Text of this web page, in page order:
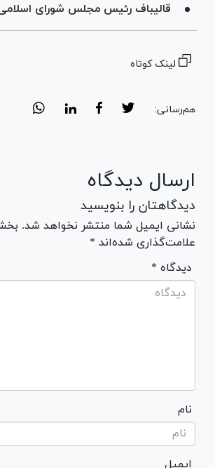
قالیباف رئیس مجلس شورای اسلامی
لینک کوتاه
هم‌رسانی:
ارسال دیدگاه
دیدگاهتان را بنویسید
نشانی ایمیل شما منتشر نخواهد شد.
علامت‌گذاری شده‌اند *
* دیدگاه
نام
ایمیل